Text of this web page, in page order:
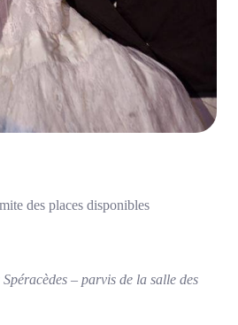
des places disponibles
– parvis de la salle des